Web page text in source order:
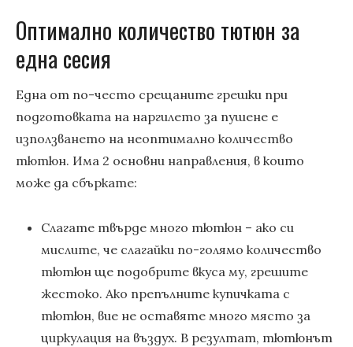
Оптимално количество тютюн за
една сесия
Една от по-често срещаните грешки при
подготовката на наргилето за пушене е
използването на неоптимално количество
тютюн. Има 2 основни направления, в които
може да сбъркате:
Слагате твърде много тютюн – ако си
мислите, че слагайки по-голямо количество
тютюн ще подобрите вкуса му, грешите
жестоко. Ако препълните купичката с
тютюн, вие не оставяте много място за
циркулация на въздух. В резултат, тютюнът